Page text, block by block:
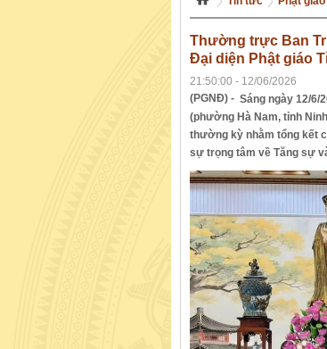
Thường trực Ban
Đại diện Phật giáo
21:50:00 - 12/06/2026
(PGNĐ) - Sáng ngày 12/6/
(phường Hà Nam, tỉnh
thường kỳ nhằm tổng kết
sự trọng tâm về Tăng sự